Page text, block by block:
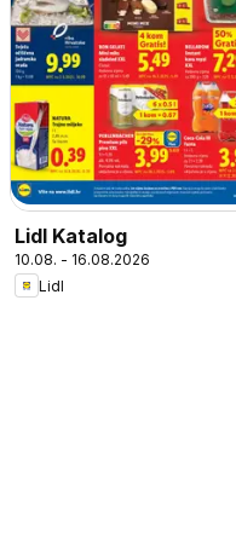
Lidl Katalog
10.08. - 16.08.2026
Lidl